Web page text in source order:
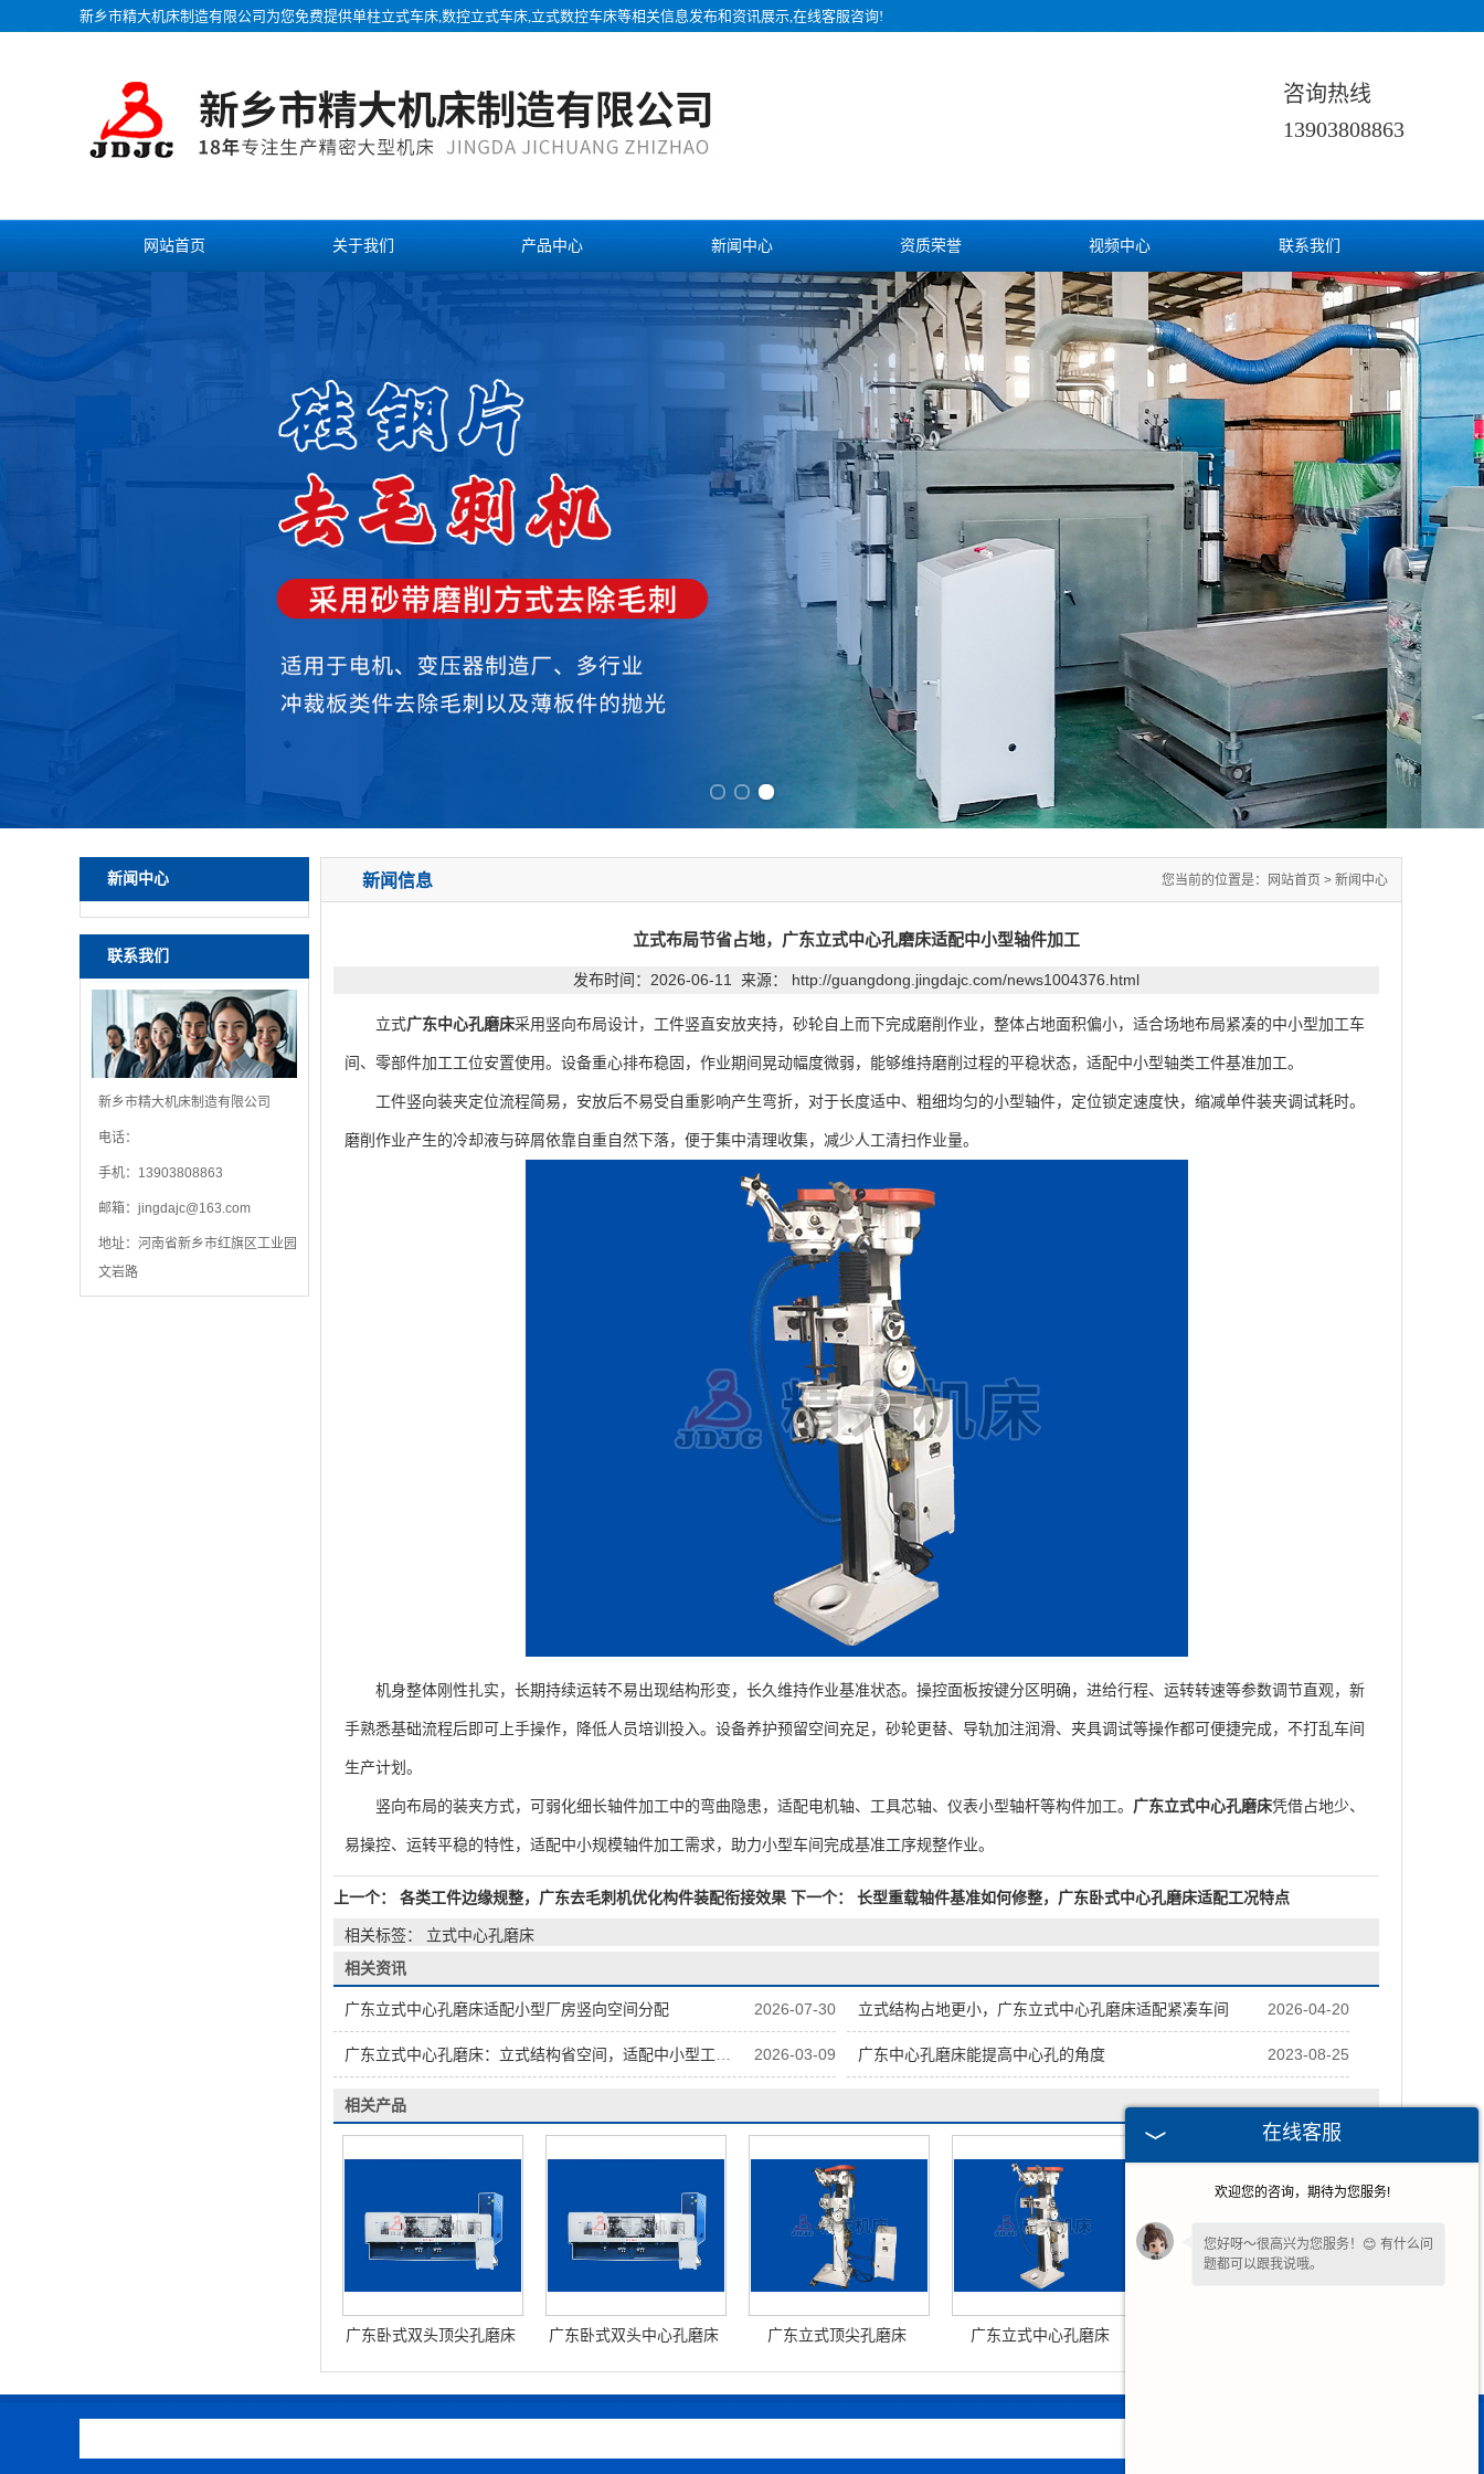
新乡市精大机床制造有限公司为您免费提供单柱立式车床,数控立式车床,立式数控车床等相关信息发布和资讯展示,在线客服咨询!
咨询热线
13903808863
网站首页 关于我们 产品中心 新闻中心 资质荣誉 视频中心 联系我们
新闻中心
联系我们
新乡市精大机床制造有限公司
电话：
手机：13903808863
邮箱： jingdajc@163.com
地址：河南省新乡市红旗区工业园
文岩路
新闻信息 您当前的位置是： 网站首页 > 新闻中心
立式布局节省占地，广东立式中心孔磨床适配中小型轴件加工
发布时间：2026-06-11 来源： http://guangdong.jingdajc.com/news1004376.html
立式广东中心孔磨床采用竖向布局设计，工件竖直安放夹持，砂轮自上而下完成磨削作业，整体占地面积偏小，适合场地布局紧凑的中小型加工车
间、零部件加工工位安置使用。设备重心排布稳固，作业期间晃动幅度微弱，能够维持磨削过程的平稳状态，适配中小型轴类工件基准加工。
工件竖向装夹定位流程简易，安放后不易受自重影响产生弯折，对于长度适中、粗细均匀的小型轴件，定位锁定速度快，缩减单件装夹调试耗时。
磨削作业产生的冷却液与碎屑依靠自重自然下落，便于集中清理收集，减少人工清扫作业量。
机身整体刚性扎实，长期持续运转不易出现结构形变，长久维持作业基准状态。操控面板按键分区明确，进给行程、运转转速等参数调节直观，新
手熟悉基础流程后即可上手操作，降低人员培训投入。设备养护预留空间充足，砂轮更替、导轨加注润滑、夹具调试等操作都可便捷完成，不打乱车间
生产计划。
竖向布局的装夹方式，可弱化细长轴件加工中的弯曲隐患，适配电机轴、工具芯轴、仪表小型轴杆等构件加工。 广东立式中心孔磨床凭借占地少、
易操控、运转平稳的特性，适配中小规模轴件加工需求，助力小型车间完成基准工序规整作业。
上一个： 各类工件边缘规整，广东去毛刺机优化构件装配衔接效果 下一个： 长型重载轴件基准如何修整，广东卧式中心孔磨床适配工况特点
相关标签： 立式中心孔磨床
相关资讯
2026-07-30
广东立式中心孔磨床适配小型厂房竖向空间分配 2026-04-20
立式结构占地更小，广东立式中心孔磨床适配紧凑车间
2026-03-09
广东立式中心孔磨床：立式结构省空间，适配中小型工件加工 2023-08-25
广东中心孔磨床能提高中心孔的角度
相关产品
广东卧式双头顶尖孔磨床 广东卧式双头中心孔磨床 广东立式顶尖孔磨床 广东立式中心孔磨床
在线客服
欢迎您的咨询，期待为您服务!
您好呀～很高兴为您服务！😊 有什么问
题都可以跟我说哦。